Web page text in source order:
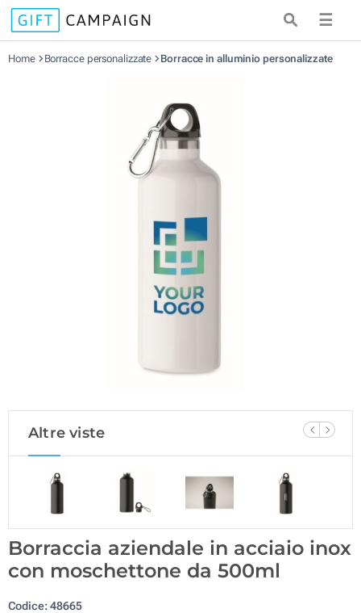
☰
Home Borracce personalizzate Borracce in alluminio personalizzate
Altre viste
Borraccia aziendale in acciaio inox
con moschettone da 500ml
Codice:48665